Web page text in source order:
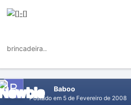
brincadeira..
Baboo
Postado em 5 de Fevereiro de 2008